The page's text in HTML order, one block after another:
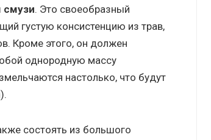
смузи. Это своеобразный
густую консистенцию из трав,
Кроме этого, он должен
однородную массу
настолько, что будут
состоять из большого